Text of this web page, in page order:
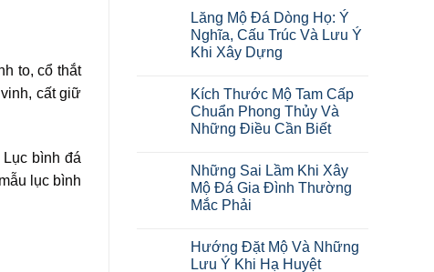
to, cổ thắt
cất giữ
bình đá
lục bình
Lăng Mộ Đá Dòng Họ: Ý
Nghĩa, Cấu Trúc Và Lưu Ý
Khi Xây Dựng
Kích Thước Mộ Tam Cấp
Chuẩn Phong Thủy Và
Những Điều Cần Biết
Những Sai Lầm Khi Xây
Mộ Đá Gia Đình Thường
Mắc Phải
Hướng Đặt Mộ Và Những
Lưu Ý Khi Hạ Huyệt